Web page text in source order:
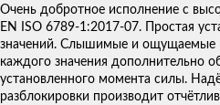
Очень добротное исполнение с
EN ISO 6789-1:2017-07. Простая
значений. Слышимые и ощущаемые
каждого значения дополнительно
установленного момента силы.
разблокировки производит